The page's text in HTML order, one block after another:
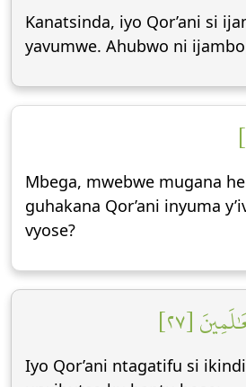
Kanatsinda, iyo Qor’ani si
yavumwe. Ahubwo ni
Mbega, mwebwe mugana
guhakana Qor’ani inyuma
vyose?
[٢٧]
Iyo Qor’ani ntagatifu si